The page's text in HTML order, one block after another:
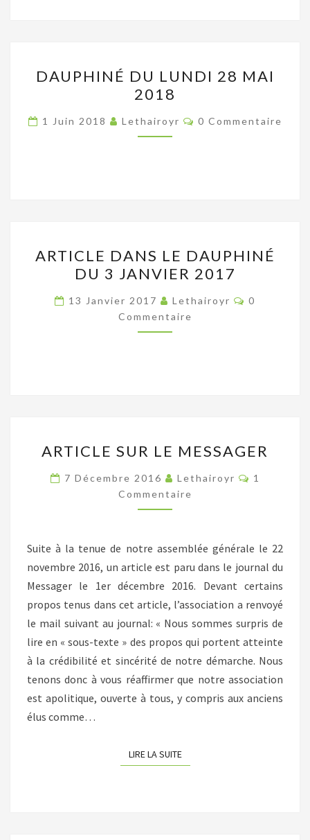
DU
LUNDI
28
MAI
DAUPHINÉ DU LUNDI 28 MAI
2018
1 Juin 2018 Lethairoyr Commentaires
0 Commentaire
DANS
LE
DAUPHINÉ
DU
3
ARTICLE DANS LE DAUPHINÉ
DU 3 JANVIER 2017
13 Janvier 2017 Lethairoyr
0
Commentaire
SUR
LE
MESSAGER
ARTICLE SUR LE MESSAGER
7 Décembre 2016 Lethairoyr
1
Commentaire
Suite à la tenue de notre assemblée générale le 22
novembre 2016, un article est paru dans le journal du
Messager le 1er décembre 2016. Devant certains
propos tenus dans cet article, l’association a renvoyé
le mail suivant au journal: « Nous sommes surpris de
lire en « sous-texte » des propos qui portent atteinte
à la crédibilité et sincérité de notre démarche. Nous
tenons donc à vous réaffirmer que notre association
est apolitique, ouverte à tous, y compris aux anciens
élus comme…
LIRE LA SUITELIRE LA SUITE